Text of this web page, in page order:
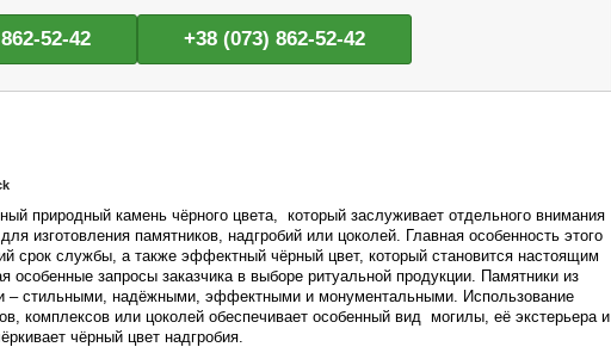
52-42 +38 (073) 862-52-42
природный камень чёрного цвета, который заслуживает отдельного внимания
изготовления памятников, надгробий или цоколей. Главная особенность этого
срок службы, а также эффектный чёрный цвет, который становится настоящим
особенные запросы заказчика в выборе ритуальной продукции. Памятники из
– стильными, надёжными, эффектными и монументальными. Использование
комплексов или цоколей обеспечивает особенный вид могилы, её экстерьера и
чёрный цвет надгробия.